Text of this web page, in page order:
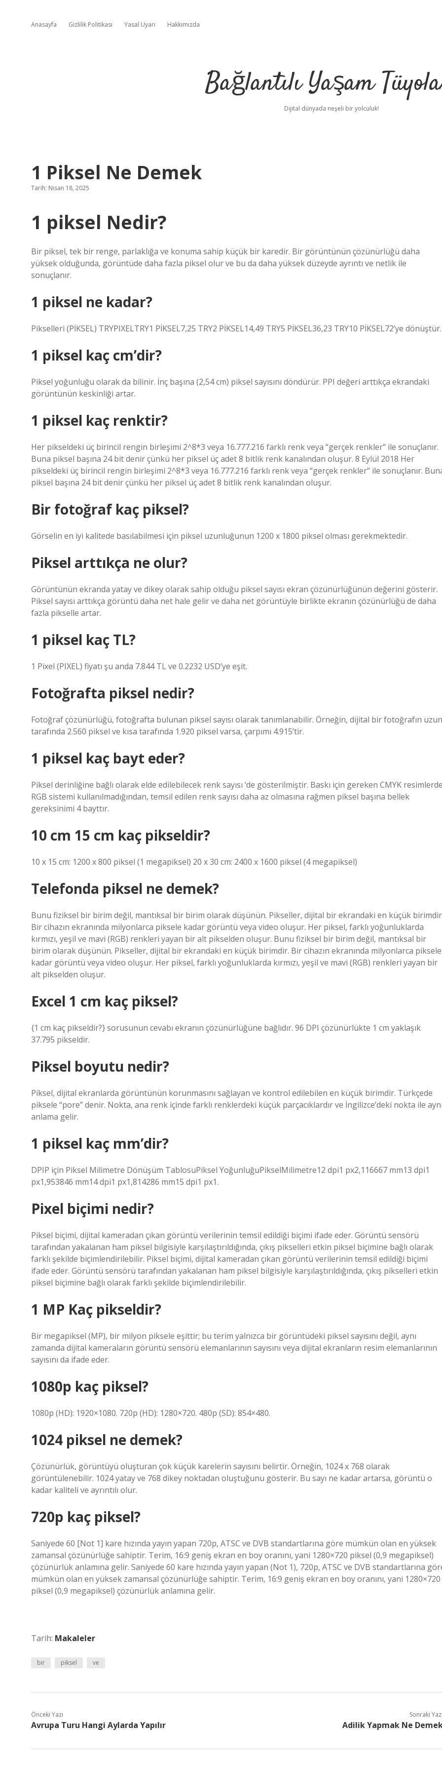
Anasayfa Gizlilik Politikası Yasal Uyarı Hakkımızda
Bağlantılı Yaşam
Dijital dünyada neşeli bir yolculuk!
1 Piksel Ne Demek
Tarih: Nisan 18, 2025
1 piksel Nedir?
Bir piksel, tek bir renge, parlaklığa ve konuma sahip küçük bir karedir. Bir görüntünün çözünürlüğü daha
yüksek olduğunda, görüntüde daha fazla piksel olur ve bu da daha yüksek düzeyde ayrıntı ve netlik ile
sonuçlanır.
1 piksel ne kadar?
Pikselleri (PİKSEL) TRYPIXELTRY1 PİKSEL7,25 TRY2 PİKSEL14,49 TRY5 PİKSEL36,23 TRY10 PİKSEL72’ye dönüştür.
1 piksel kaç cm’dir?
Piksel yoğunluğu olarak da bilinir. İnç başına (2,54 cm) piksel sayısını döndürür. PPI değeri arttıkça ekrandaki
görüntünün keskinliği artar.
1 piksel kaç renktir?
Her pikseldeki üç birincil rengin birleşimi 2^8*3 veya 16.777.216 farklı renk veya “gerçek renkler” ile sonuçlanır.
Buna piksel başına 24 bit denir çünkü her piksel üç adet 8 bitlik renk kanalından oluşur. 8 Eylül 2018 Her
pikseldeki üç birincil rengin birleşimi 2^8*3 veya 16.777.216 farklı renk veya “gerçek renkler” ile sonuçlanır.
piksel başına 24 bit denir çünkü her piksel üç adet 8 bitlik renk kanalından oluşur.
Bir fotoğraf kaç piksel?
Görselin en iyi kalitede basılabilmesi için piksel uzunluğunun 1200 x 1800 piksel olması gerekmektedir.
Piksel arttıkça ne olur?
Görüntünün ekranda yatay ve dikey olarak sahip olduğu piksel sayısı ekran çözünürlüğünün değerini gösterir.
Piksel sayısı arttıkça görüntü daha net hale gelir ve daha net görüntüyle birlikte ekranın çözünürlüğü de daha
fazla pikselle artar.
1 piksel kaç TL?
1 Pixel (PIXEL) fiyatı şu anda 7.844 TL ve 0.2232 USD’ye eşit.
Fotoğrafta piksel nedir?
Fotoğraf çözünürlüğü, fotoğrafta bulunan piksel sayısı olarak tanımlanabilir. Örneğin, dijital bir fotoğrafın uzun
tarafında 2.560 piksel ve kısa tarafında 1.920 piksel varsa, çarpımı 4.915’tir.
1 piksel kaç bayt eder?
Piksel derinliğine bağlı olarak elde edilebilecek renk sayısı ‘de gösterilmiştir. Baskı için gereken CMYK
RGB sistemi kullanılmadığından, temsil edilen renk sayısı daha az olmasına rağmen piksel başına bellek
gereksinimi 4 bayttır.
10 cm 15 cm kaç pikseldir?
10 x 15 cm: 1200 x 800 piksel (1 megapiksel) 20 x 30 cm: 2400 x 1600 piksel (4 megapiksel)
Telefonda piksel ne demek?
Bunu fiziksel bir birim değil, mantıksal bir birim olarak düşünün. Pikseller, dijital bir ekrandaki en küçük
Bir cihazın ekranında milyonlarca piksele kadar görüntü veya video oluşur. Her piksel, farklı yoğunluklarda
kırmızı, yeşil ve mavi (RGB) renkleri yayan bir alt pikselden oluşur. Bunu fiziksel bir birim değil, mantıksal bir
birim olarak düşünün. Pikseller, dijital bir ekrandaki en küçük birimdir. Bir cihazın ekranında milyonlarca piksele
kadar görüntü veya video oluşur. Her piksel, farklı yoğunluklarda kırmızı, yeşil ve mavi (RGB) renkleri yayan bir
alt pikselden oluşur.
Excel 1 cm kaç piksel?
{1 cm kaç pikseldir?} sorusunun cevabı ekranın çözünürlüğüne bağlıdır. 96 DPI çözünürlükte 1 cm yaklaşık
37.795 pikseldir.
Piksel boyutu nedir?
Piksel, dijital ekranlarda görüntünün korunmasını sağlayan ve kontrol edilebilen en küçük birimdir. Türkçede
piksele “pore” denir. Nokta, ana renk içinde farklı renklerdeki küçük parçacıklardır ve İngilizce’deki nokta ile
anlama gelir.
1 piksel kaç mm’dir?
DPIP için Piksel Milimetre Dönüşüm TablosuPiksel YoğunluğuPikselMilimetre12 dpi1 px2,116667 mm13 dpi1
px1,953846 mm14 dpi1 px1,814286 mm15 dpi1 px1.
Pixel biçimi nedir?
Piksel biçimi, dijital kameradan çıkan görüntü verilerinin temsil edildiği biçimi ifade eder. Görüntü sensörü
tarafından yakalanan ham piksel bilgisiyle karşılaştırıldığında, çıkış pikselleri etkin piksel biçimine bağlı olarak
farklı şekilde biçimlendirilebilir. Piksel biçimi, dijital kameradan çıkan görüntü verilerinin temsil edildiği biçimi
ifade eder. Görüntü sensörü tarafından yakalanan ham piksel bilgisiyle karşılaştırıldığında, çıkış pikselleri etkin
piksel biçimine bağlı olarak farklı şekilde biçimlendirilebilir.
1 MP Kaç pikseldir?
Bir megapiksel (MP), bir milyon piksele eşittir; bu terim yalnızca bir görüntüdeki piksel sayısını değil, aynı
zamanda dijital kameraların görüntü sensörü elemanlarının sayısını veya dijital ekranların resim elemanlarının
sayısını da ifade eder.
1080p kaç piksel?
1080p (HD): 1920×1080. 720p (HD): 1280×720. 480p (SD): 854×480.
1024 piksel ne demek?
Çözünürlük, görüntüyü oluşturan çok küçük karelerin sayısını belirtir. Örneğin, 1024 x 768 olarak
görüntülenebilir. 1024 yatay ve 768 dikey noktadan oluştuğunu gösterir. Bu sayı ne kadar artarsa, görüntü o
kadar kaliteli ve ayrıntılı olur.
720p kaç piksel?
Saniyede 60 [Not 1] kare hızında yayın yapan 720p, ATSC ve DVB standartlarına göre mümkün olan en yüksek
zamansal çözünürlüğe sahiptir. Terim, 16:9 geniş ekran en boy oranını, yani 1280×720 piksel (0,9 megapiksel)
çözünürlük anlamına gelir. Saniyede 60 kare hızında yayın yapan (Not 1), 720p, ATSC ve DVB standartlarına
mümkün olan en yüksek zamansal çözünürlüğe sahiptir. Terim, 16:9 geniş ekran en boy oranını, yani 1280×720
piksel (0,9 megapiksel) çözünürlük anlamına gelir.
Tarih: Makaleler
bir piksel ve
Önceki Yazı
Avrupa Turu Hangi Aylarda Yapılır
Sonraki
Adilik Yapmak Ne